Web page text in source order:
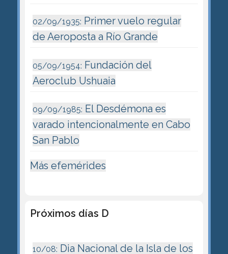
02/09/1935: Primer vuelo regular
de Aeroposta a Río Grande
05/09/1954: Fundación del
Aeroclub Ushuaia
09/09/1985: El Desdémona es
varado intencionalmente en Cabo
San Pablo
Más efemérides
Próximos días D
10/08: Dia Nacional de la Isla de los